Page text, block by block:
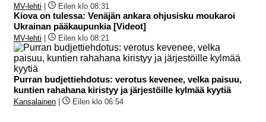
MV-lehti Eilen klo 08:31
Kiova on tulessa: Venäjän ankara ohjusisku moukaroi
Ukrainan pääkaupunkia [Videot]
MV-lehti Eilen klo 08:21
Purran budjettiehdotus: verotus kevenee, velka paisuu,
kuntien rahahana kiristyy ja järjestöille kylmää kyytiä
Kansalainen Eilen klo 06:54